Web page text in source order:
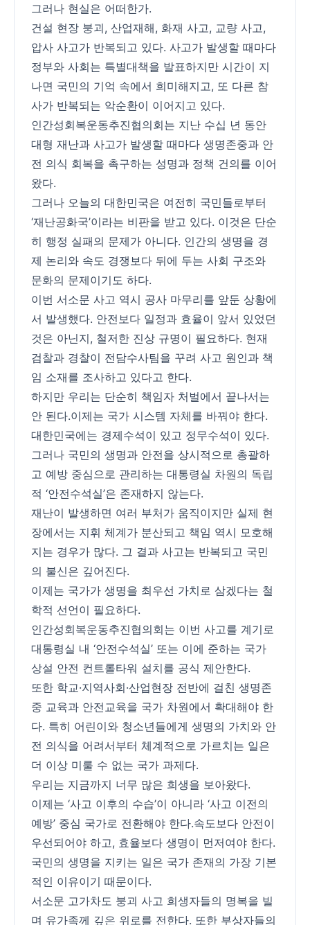
그러나 현실은 어떠한가.
건설 현장 붕괴, 산업재해, 화재 사고, 교량 사고,
압사 사고가 반복되고 있다. 사고가 발생할 때마다
정부와 사회는 특별대책을 발표하지만 시간이 지
나면 국민의 기억 속에서 희미해지고, 또 다른 참
사가 반복되는 악순환이 이어지고 있다.
인간성회복운동추진협의회는 지난 수십 년 동안
대형 재난과 사고가 발생할 때마다 생명존중과 안
전 의식 회복을 촉구하는 성명과 정책 건의를 이어
왔다.
그러나 오늘의 대한민국은 여전히 국민들로부터
‘재난공화국’이라는 비판을 받고 있다. 이것은 단순
히 행정 실패의 문제가 아니다. 인간의 생명을 경
제 논리와 속도 경쟁보다 뒤에 두는 사회 구조와
문화의 문제이기도 하다.
이번 서소문 사고 역시 공사 마무리를 앞둔 상황에
서 발생했다. 안전보다 일정과 효율이 앞서 있었던
것은 아닌지, 철저한 진상 규명이 필요하다. 현재
검찰과 경찰이 전담수사팀을 꾸려 사고 원인과 책
임 소재를 조사하고 있다고 한다.
하지만 우리는 단순히 책임자 처벌에서 끝나서는
안 된다.이제는 국가 시스템 자체를 바꿔야 한다.
대한민국에는 경제수석이 있고 정무수석이 있다.
그러나 국민의 생명과 안전을 상시적으로 총괄하
고 예방 중심으로 관리하는 대통령실 차원의 독립
적 ‘안전수석실’은 존재하지 않는다.
재난이 발생하면 여러 부처가 움직이지만 실제 현
장에서는 지휘 체계가 분산되고 책임 역시 모호해
지는 경우가 많다. 그 결과 사고는 반복되고 국민
의 불신은 깊어진다.
이제는 국가가 생명을 최우선 가치로 삼겠다는 철
학적 선언이 필요하다.
인간성회복운동추진협의회는 이번 사고를 계기로
대통령실 내 ‘안전수석실’ 또는 이에 준하는 국가
상설 안전 컨트롤타워 설치를 공식 제안한다.
또한 학교·지역사회·산업현장 전반에 걸친 생명존
중 교육과 안전교육을 국가 차원에서 확대해야 한
다. 특히 어린이와 청소년들에게 생명의 가치와 안
전 의식을 어려서부터 체계적으로 가르치는 일은
더 이상 미룰 수 없는 국가 과제다.
우리는 지금까지 너무 많은 희생을 보아왔다.
이제는 ‘사고 이후의 수습’이 아니라 ‘사고 이전의
예방’ 중심 국가로 전환해야 한다.속도보다 안전이
우선되어야 하고, 효율보다 생명이 먼저여야 한다.
국민의 생명을 지키는 일은 국가 존재의 가장 기본
적인 이유이기 때문이다.
서소문 고가차도 붕괴 사고 희생자들의 명복을 빌
며 유가족께 깊은 위로를 전한다. 또한 부상자들의